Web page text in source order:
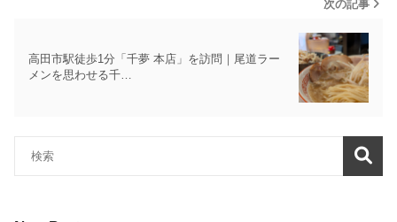
次の記事
高田市駅徒歩1分「千夢 本店」を訪問｜尾道ラー
メンを思わせる千…